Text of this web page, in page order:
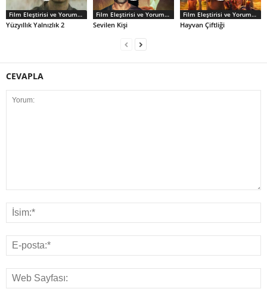
Film Eleştirisi ve Yorumlar
Yüzyıllık Yalnızlık 2
Film Eleştirisi ve Yorumlar
Sevilen Kişi
Film Eleştirisi ve Yorumlar
Hayvan Çiftliği
CEVAPLA